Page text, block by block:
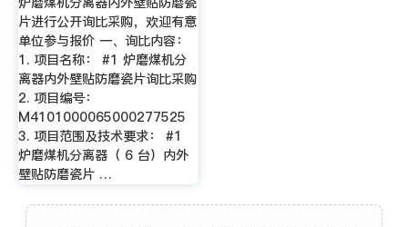
片进行公开询比采购，欢迎有意
单位参与报价 一、询比内容：
1. 项目名称： #1 炉磨煤机分
离器内外壁贴防磨瓷片询比采购
2. 项目编号：
M4101000065000277525
3. 项目范围及技术要求： #1
炉磨煤机分离器（ 6 台）内外
壁贴防磨瓷片 …